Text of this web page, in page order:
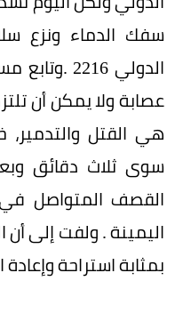
سفك الدماء ونزع
الدولي
عصابة ولا يمكن أن
هي القتل
سوى ثلاث دقائق
القصف المتواصل
اليمينة . ولفت إلى أن
بمثابة استراحة